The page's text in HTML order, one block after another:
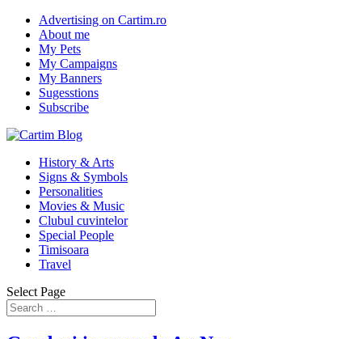
Advertising on Cartim.ro
About me
My Pets
My Campaigns
My Banners
Sugesstions
Subscribe
History & Arts
Signs & Symbols
Personalities
Movies & Music
Clubul cuvintelor
Special People
Timisoara
Travel
Select Page